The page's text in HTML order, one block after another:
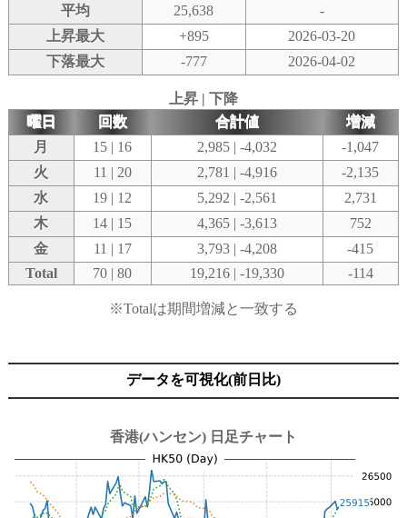
平均 25,638
-
上昇最大
+895
2026-03-20
下落最大
-777 2026-04-02
上昇 | 下降
曜日
回数 合計値
増減
月
15 | 16 2,985 | -4,032
-1,047
火
11 | 20 2,781 | -4,916
-2,135
水
19 | 12 5,292 | -2,561
2,731
木
14 | 15 4,365 | -3,613
752
金
11 | 17 3,793 | -4,208
-415
Total
70 | 80 19,216 | -19,330 -114
※Totalは期間増減と一致する
データを可視化(前日比)
香港(ハンセン) 日足チャート